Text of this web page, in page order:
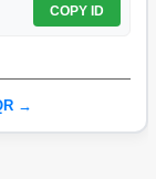
COPY ID
→